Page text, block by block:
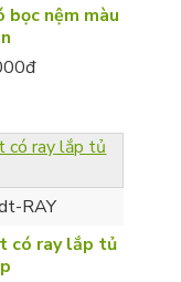
bọc nệm màu
RAY
có ray lắp tủ